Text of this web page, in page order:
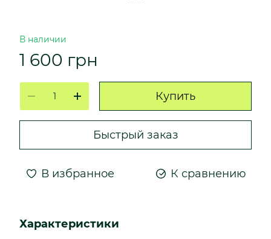
В наличии
1 600 грн
Купить
Быстрый заказ
В избранное К сравнению
Характеристики